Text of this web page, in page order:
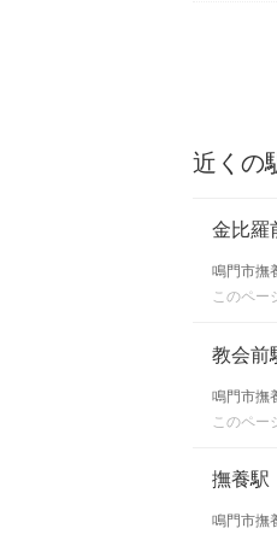
近くの
金比羅
鳴門市撫
このペー
教会前
鳴門市撫
このペー
撫養駅
鳴門市撫